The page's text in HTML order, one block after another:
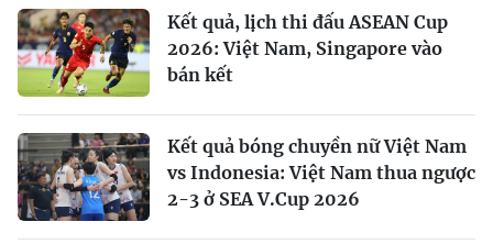
Kết quả, lịch thi đấu ASEAN Cup
2026: Việt Nam, Singapore vào
bán kết
Kết quả bóng chuyền nữ Việt Nam
vs Indonesia: Việt Nam thua ngược
2-3 ở SEA V.Cup 2026